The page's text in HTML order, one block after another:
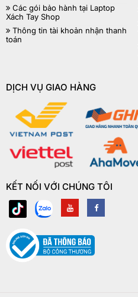
Các gói bảo hành tại Laptop
Xách Tay Shop
Thông tin tài khoản nhận thanh
toán
DỊCH VỤ GIAO HÀNG
KẾT NỐI VỚI CHÚNG TÔI